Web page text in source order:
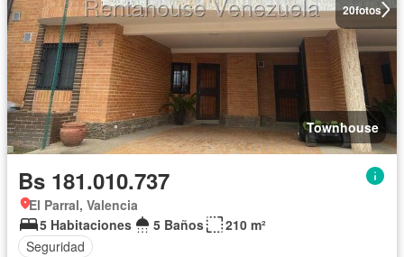
20fotos
Townhouse
Bs 181.010.737
El Parral, Valencia
5 Habitaciones
5 Baños
210 m²
Seguridad